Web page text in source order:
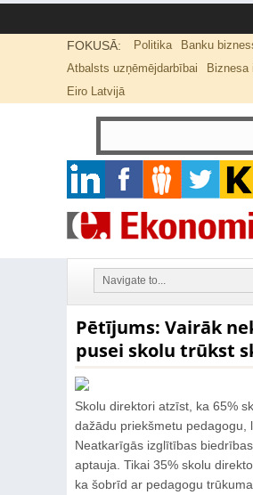
FOKUSĀ: Politika
Banku
Atbalsts uzņēmējdarbībai
Eiro Latvijā
Pētījums: Vairāk
pusei skolu trūkst
Skolu direktori atzīst, ka 65%
dažādu priekšmetu pedagogu,
Neatkarīgās izglītības
aptauja. Tikai 35% skolu
ka šobrīd ar pedagogu